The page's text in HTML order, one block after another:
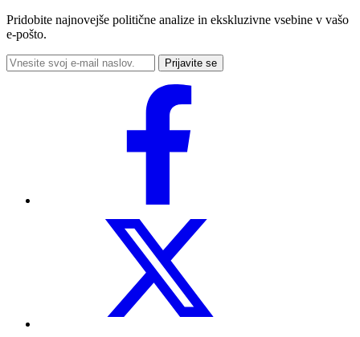
Pridobite najnovejše politične analize in ekskluzivne vsebine v vašo
e-pošto.
Prijavite se